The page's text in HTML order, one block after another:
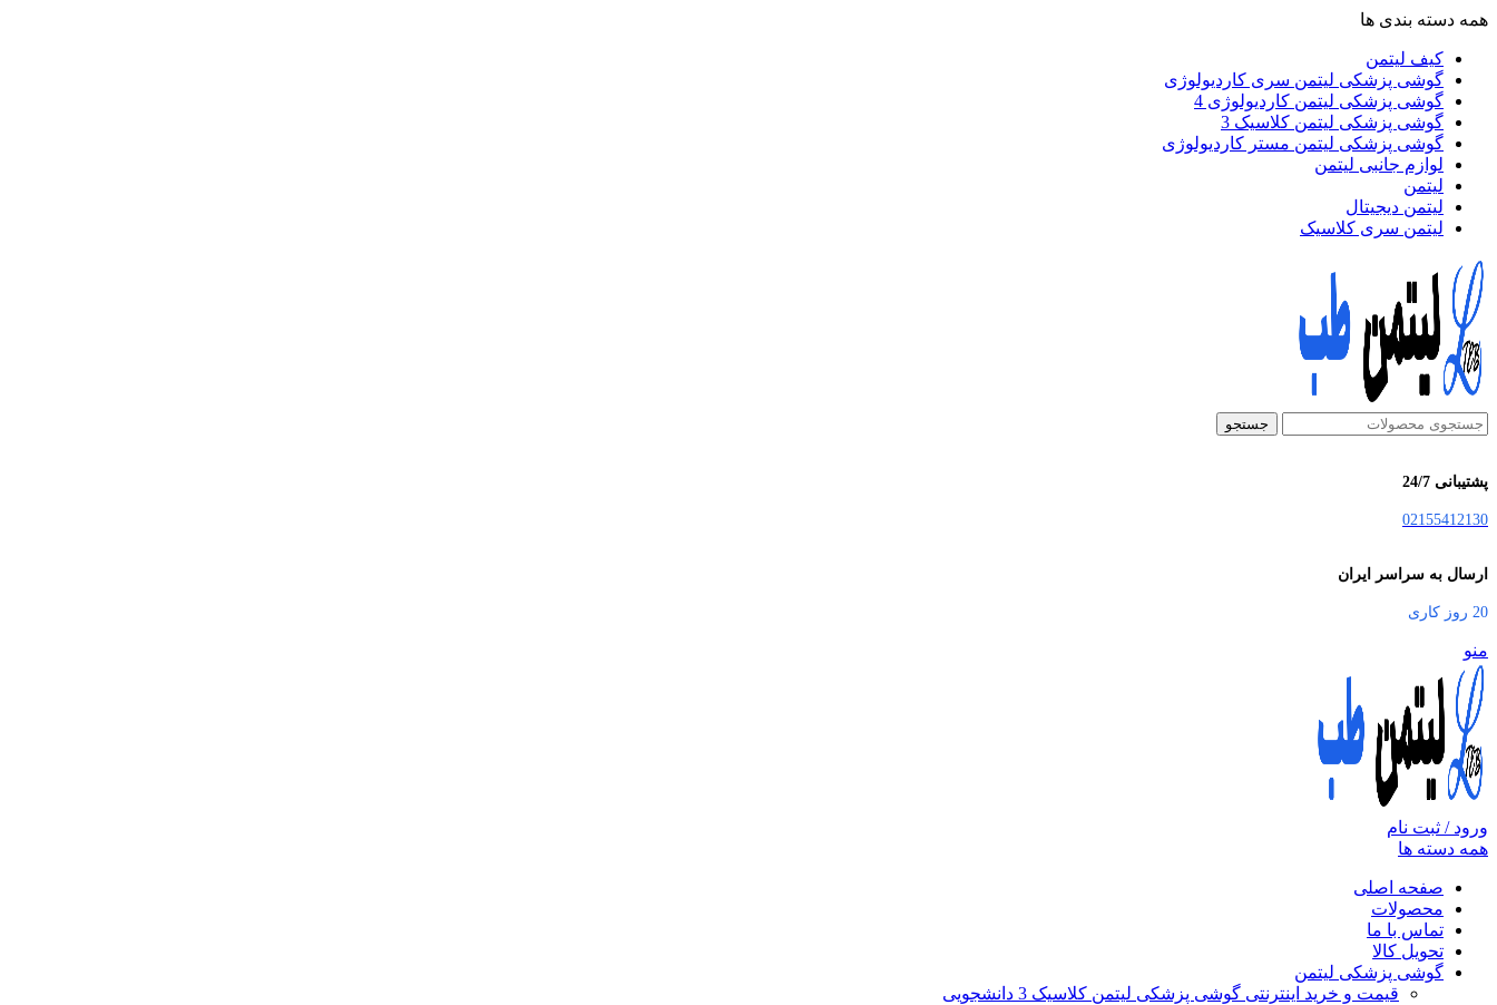
همه دسته بندی ها
کیف لیتمن
گوشی پزشکی لیتمن سری کاردیولوژی
گوشی پزشکی لیتمن کاردیولوژی 4
گوشی پزشکی لیتمن کلاسیک 3
گوشی پزشکی لیتمن مستر کاردیولوژی
لوازم جانبی لیتمن
لیتمن
لیتمن دیجیتال
لیتمن سری کلاسیک
جستجو
پشتیبانی 24/7
02155412130
ارسال به سراسر ایران
20 روز کاری
منو
ورود / ثبت نام
همه دسته ها
صفحه اصلی
محصولات
تماس با ما
تحویل کالا
گوشی پزشکی لیتمن
قیمت و خرید اینترنتی گوشی پزشکی لیتمن کلاسیک 3 دانشجویی